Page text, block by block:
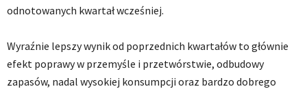
odnotowanych kwartał wcześniej.
Wyraźnie lepszy wynik od poprzednich kwartałów to głównie
efekt poprawy w przemyśle i przetwórstwie, odbudowy
zapasów, nadal wysokiej konsumpcji oraz bardzo dobrego